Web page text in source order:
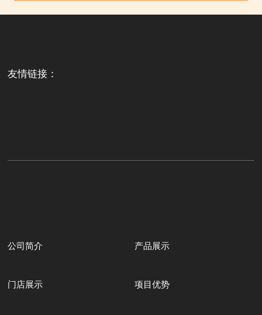
友情链接：
公司简介 产品展示
门店展示 项目优势